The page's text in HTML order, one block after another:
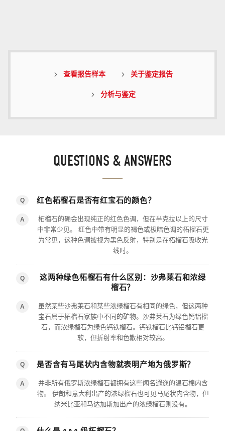
查看报告样本
关于鉴定报告
分析与鉴定
QUESTIONS & ANSWERS
Q 红色柘榴石是否有红宝石的颜色？
A
柘榴石的确会出现纯正的红色色调，但在半克拉以上的尺寸
中非常少见。 红色中带有明显的褐色或极暗色调的柘榴石更
为常见，这种色调被视为黑色反射，特别是在柘榴石吸收光
线时。
Q
这两种绿色柘榴石有什么区别：沙弗莱石和浓绿
榴石？
A
虽然某些沙弗莱石和某些浓绿榴石有相同的绿色，但这两种
宝石属于柘榴石家族中不同的矿物。沙弗莱石为绿色钙铝榴
石，而浓绿榴石为绿色钙铁榴石。钙铁榴石比钙铝榴石更
软，但折射率和色散相对较高。
Q 是否含有马尾状内含物就表明产地为俄罗斯？
A
并非所有俄罗斯浓绿榴石都拥有这些闻名遐迩的温石棉内含
物。 伊朗和意大利出产的浓绿榴石也可见马尾状内含物，但
纳米比亚和马达加斯加出产的浓绿榴石则没有。